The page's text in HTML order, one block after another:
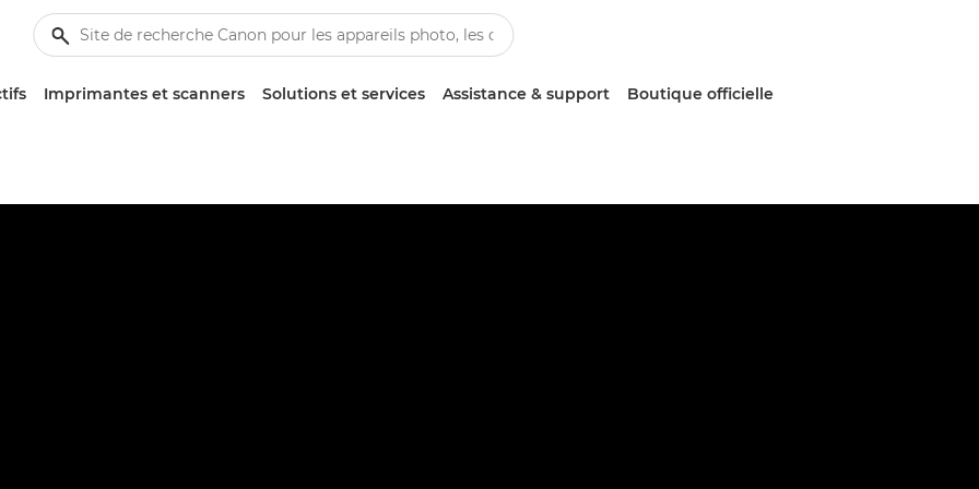
Imprimantes et scanners Solutions et services Assistance & support Boutique officielle